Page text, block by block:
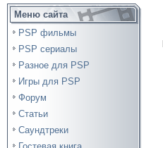
Меню сайта
PSP фильмы
PSP сериалы
Разное для PSP
Игры для PSP
Форум
Статьи
Саундтреки